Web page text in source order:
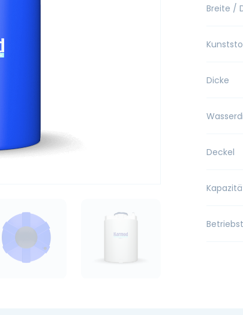
Breite /
Dicke
Deckel